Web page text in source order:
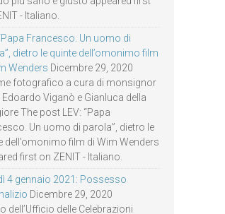
- Italiano.
“Papa Francesco. Un uomo di
dietro le quinte dell’omonimo film
Wenders Dicembre 29, 2020
fotografico a cura di monsignor
Edoardo Viganò e Gianluca della
The post LEV: “Papa
Un uomo di parola”, dietro le
dell’omonimo film di Wim Wenders
first on ZENIT - Italiano.
4 gennaio 2021: Possesso
Dicembre 29, 2020
dell’Ufficio delle Celebrazioni